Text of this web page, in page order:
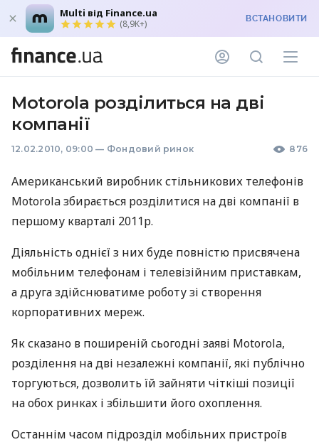
Multi від Finance.ua
(8,9K+) ВСТАНОВИТИ
Motorola розділиться на дві
компанії
12.02.2010, 09:00 — Фондовий ринок 876
Американський виробник стільникових телефонів
Motorola збирається розділитися на дві компанії в
першому кварталі 2011р.
Діяльність однієї з них буде повністю присвячена
мобільним телефонам і телевізійним приставкам,
а друга здійснюватиме роботу зі створення
корпоративних мереж.
Як сказано в поширеній сьогодні заяві Motorola,
розділення на дві незалежні компанії, які публічно
торгуються, дозволить їй зайняти чіткіші позиції
на обох ринках і збільшити його охоплення.
Останнім часом підрозділ мобільних пристроїв